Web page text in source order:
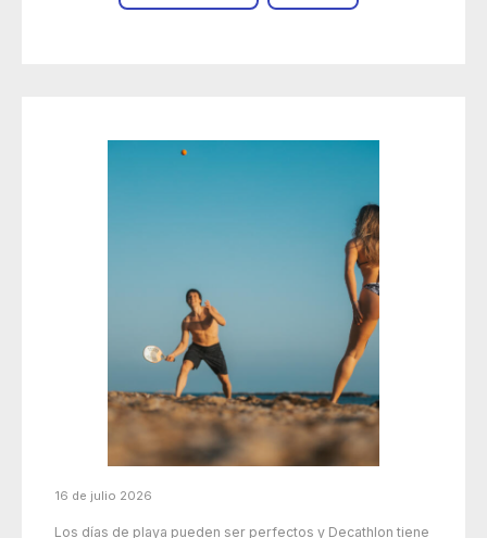
16 de julio 2026
Los días de playa pueden ser perfectos y Decathlon tiene